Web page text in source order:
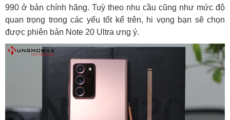
990 ở bản chính hãng. Tuỳ theo nhu cầu cũng như mức độ
quan trọng trong các yếu tốt kể trên, hi vọng bạn sẽ chọn
được phiên bản Note 20 Ultra ưng ý.